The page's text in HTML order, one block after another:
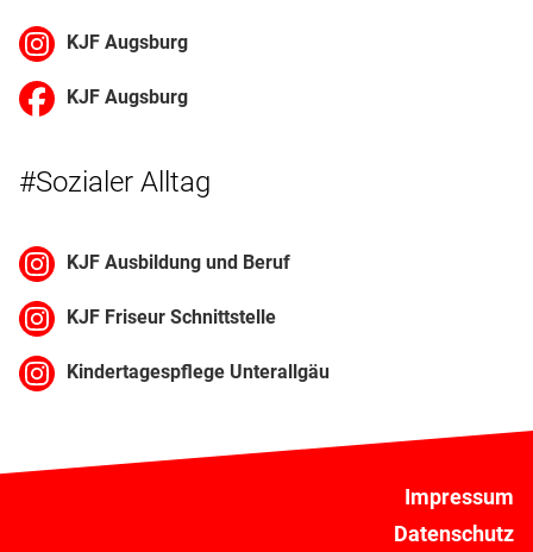
KJF Augsburg
KJF Augsburg
#Sozialer Alltag
KJF Ausbildung und Beruf
KJF Friseur Schnittstelle
Kindertagespflege Unterallgäu
Impressum
Datenschutz